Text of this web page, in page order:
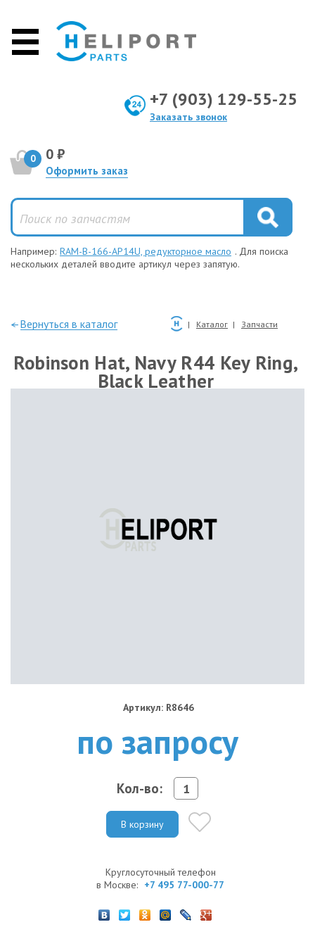
+7 (903) 129-55-25
Заказать звонок
0 0 ₽
Оформить заказ
Например: RAM-B-166-AP14U, редукторное масло . Для поиска
нескольких деталей вводите артикул через запятую.
—Вернуться в каталог Каталог Запчасти
Robinson Hat, Navy R44 Key Ring,
Black Leather
Артикул: R8646
по запросу
Кол-во:
В корзину
Круглосуточный телефон
в Москве: +7 495 77-000-77